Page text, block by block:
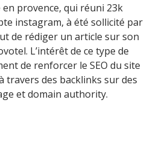
provence, qui réuni 23k
instagram, à été sollicité par
de rédiger un article sur son
L’intérêt de ce type de
de renforcer le SEO du site
travers des backlinks sur des
et domain authority.